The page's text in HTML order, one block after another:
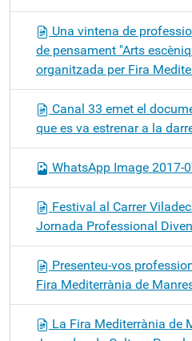
Una vintena de
de pensament "Arts
organitzada per Fira
Canal 33 emet el
que es va estrenar a la
WhatsApp Image 2017-
Festival al Carrer
Jornada Professional
Presenteu-vos
Fira Mediterrània de
La Fira Mediterrània de